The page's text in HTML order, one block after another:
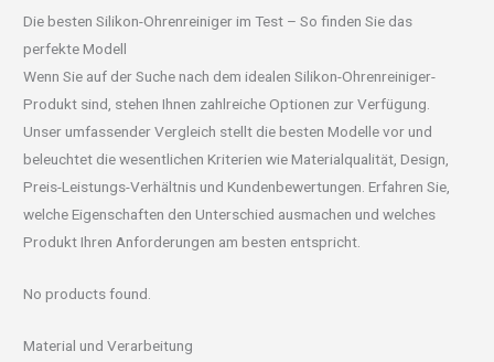
Die besten Silikon-Ohrenreiniger im Test – So finden Sie das
perfekte Modell
Wenn Sie auf der Suche nach dem idealen Silikon-Ohrenreiniger-
Produkt sind, stehen Ihnen zahlreiche Optionen zur Verfügung.
Unser umfassender Vergleich stellt die besten Modelle vor und
beleuchtet die wesentlichen Kriterien wie Materialqualität, Design,
Preis-Leistungs-Verhältnis und Kundenbewertungen. Erfahren Sie,
welche Eigenschaften den Unterschied ausmachen und welches
Produkt Ihren Anforderungen am besten entspricht.
No products found.
Material und Verarbeitung